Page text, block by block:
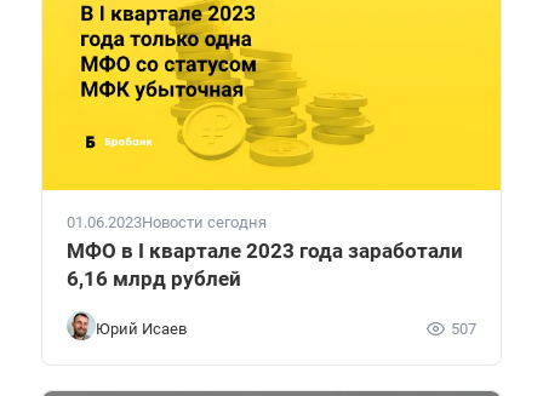
01.06.2023Новости сегодня
МФО в I квартале 2023 года заработали
6,16 млрд рублей
Юрий Исаев 507